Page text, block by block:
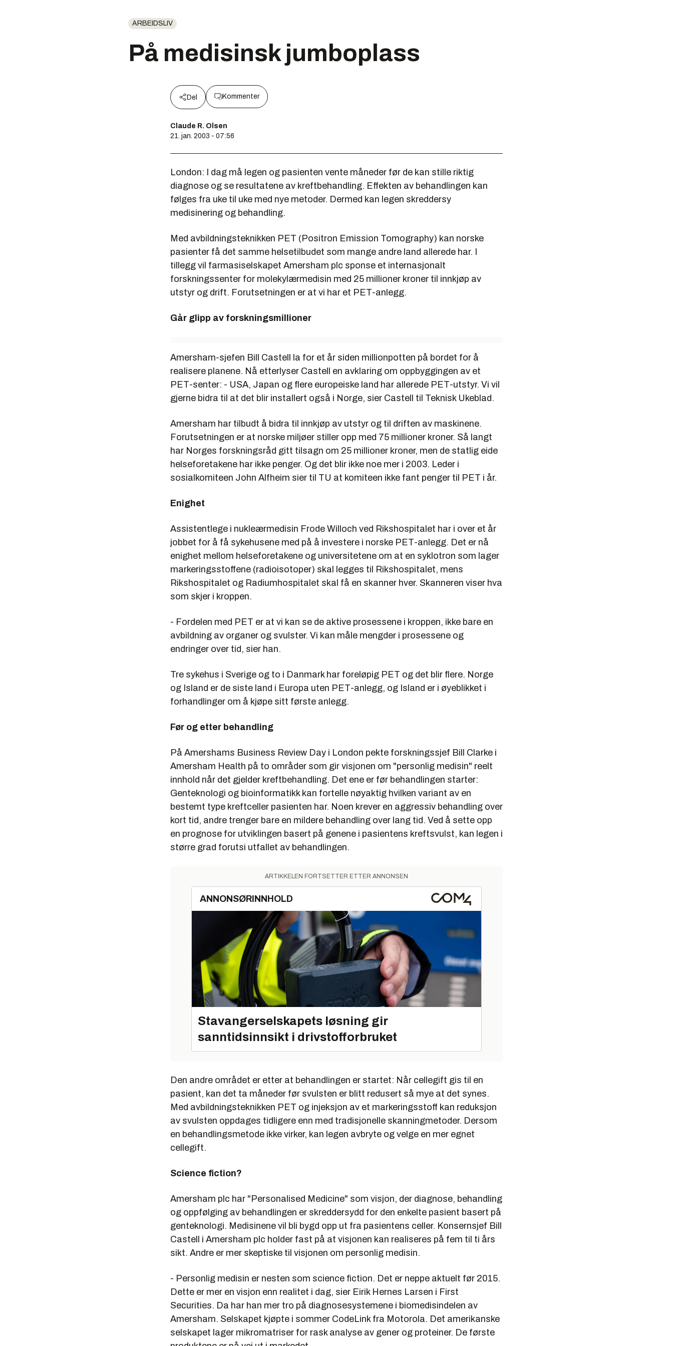
ARBEIDSLIV
På medisinsk jumboplass
Del Kommenter
Claude R. Olsen
21. jan. 2003 - 07:56
London: I dag må legen og pasienten vente måneder før de kan stille riktig
diagnose og se resultatene av kreftbehandling. Effekten av behandlingen kan
følges fra uke til uke med nye metoder. Dermed kan legen skreddersy
medisinering og behandling.
Med avbildningsteknikken PET (Positron Emission Tomography) kan norske
pasienter få det samme helsetilbudet som mange andre land allerede har. I
tillegg vil farmasiselskapet Amersham plc sponse et internasjonalt
forskningssenter for molekylærmedisin med 25 millioner kroner til innkjøp av
utstyr og drift. Forutsetningen er at vi har et PET-anlegg.
Går glipp av forskningsmillioner
Amersham-sjefen Bill Castell
la for et år siden millionpotten på bordet for å
realisere planene. Nå etterlyser Castell en avklaring om oppbyggingen av et
PET-senter: - USA, Japan og flere europeiske land har allerede PET-utstyr. Vi vil
gjerne bidra til at det blir installert også i Norge, sier Castell til Teknisk Ukeblad.
Amersham har tilbudt å bidra til innkjøp av utstyr og til driften av maskinene.
Forutsetningen er at norske miljøer stiller opp med 75 millioner kroner. Så langt
har Norges forskningsråd gitt tilsagn om 25 millioner kroner, men de statlig eide
helseforetakene har ikke penger. Og det blir ikke noe mer i 2003. Leder i
sosialkomiteen John Alfheim sier til TU at komiteen ikke fant penger til PET i år.
Enighet
Assistentlege i nukleærmedisin Frode Willoch ved Rikshospitalet har i over et år
jobbet for å få sykehusene med på å investere i norske PET-anlegg. Det er nå
enighet mellom helseforetakene og universitetene om at en syklotron som lager
markeringsstoffene (radioisotoper) skal legges til Rikshospitalet, mens
Rikshospitalet og Radiumhospitalet skal få en skanner hver. Skanneren viser hva
som skjer i kroppen.
- Fordelen med PET er at vi kan se de aktive prosessene i kroppen, ikke bare en
avbildning av organer og svulster. Vi kan måle mengder i prosessene og
endringer over tid, sier han.
Tre sykehus i Sverige og to i Danmark har foreløpig PET og det blir flere. Norge
og Island er de siste land i Europa uten PET-anlegg, og Island er i øyeblikket i
forhandlinger om å kjøpe sitt første anlegg.
Før og etter behandling
På Amershams Business Review Day i London pekte forskningssjef Bill Clarke i
Amersham Health på to områder som gir visjonen om "personlig medisin" reelt
innhold når det gjelder kreftbehandling. Det ene er før behandlingen starter:
Genteknologi og bioinformatikk kan fortelle nøyaktig hvilken variant av en
bestemt type kreftceller pasienten har. Noen krever en aggressiv behandling over
kort tid, andre trenger bare en mildere behandling over lang tid. Ved å sette opp
en prognose for utviklingen basert på genene i pasientens kreftsvulst, kan legen i
større grad forutsi utfallet av behandlingen.
ARTIKKELEN FORTSETTER ETTER ANNONSEN
ANNONSØRINNHOLD
Stavangerselskapets løsning gir
sanntidsinnsikt i drivstofforbruket
Den andre området er etter at behandlingen er startet: Når cellegift gis til en
pasient, kan det ta måneder før svulsten er blitt redusert så mye at det synes.
Med avbildningsteknikken PET og injeksjon av et markeringsstoff kan reduksjon
av svulsten oppdages tidligere enn med tradisjonelle skanningmetoder. Dersom
en behandlingsmetode ikke virker, kan legen avbryte og velge en mer egnet
cellegift.
Science fiction?
Amersham plc har "Personalised Medicine" som visjon, der diagnose, behandling
og oppfølging av behandlingen er skreddersydd for den enkelte pasient basert på
genteknologi. Medisinene vil bli bygd opp ut fra pasientens celler. Konsernsjef Bill
Castell
i Amersham plc holder fast på at visjonen kan realiseres på fem til ti års
sikt. Andre er mer skeptiske til visjonen om personlig medisin.
- Personlig medisin er nesten som science fiction. Det er neppe aktuelt før 2015.
Dette er mer en visjon enn realitet i dag, sier Eirik Hernes Larsen i First
Securities. Da har han mer tro på diagnosesystemene i biomedisindelen av
Amersham. Selskapet kjøpte i sommer CodeLink fra Motorola. Det amerikanske
selskapet lager mikromatriser for rask analyse av gener og proteiner. De første